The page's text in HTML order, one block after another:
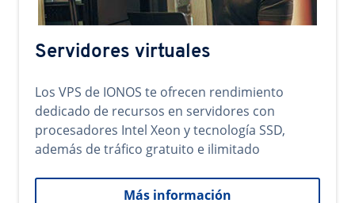
Servidores virtuales
Los VPS de IONOS te ofrecen rendimiento
dedicado de recursos en servidores con
procesadores Intel Xeon y tecnología SSD,
además de tráfico gratuito e ilimitado
Más información